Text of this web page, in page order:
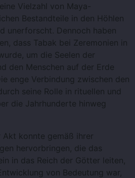
Vielzahl von Maya-
Bestandteile in den Höhlen
unerforscht. Dennoch haben
dass Tabak bei Zeremonien in
um die Seelen der
den Menschen auf der Erde
enge Verbindung zwischen den
seine Rolle in rituellen und
die Jahrhunderte hinweg
Akt konnte gemäß ihrer
hervorbringen, die das
in das Reich der Götter leiten,
von Bedeutung war,